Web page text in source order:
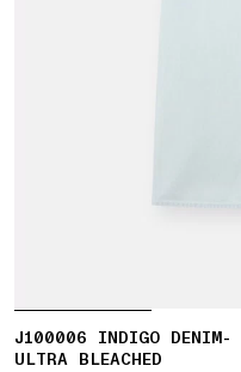
J100006 INDIGO DENIM-
ULTRA BLEACHED